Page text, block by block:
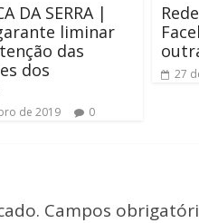
DA SERRA |
liminar
das
dos
de 2019 0
27
Campos